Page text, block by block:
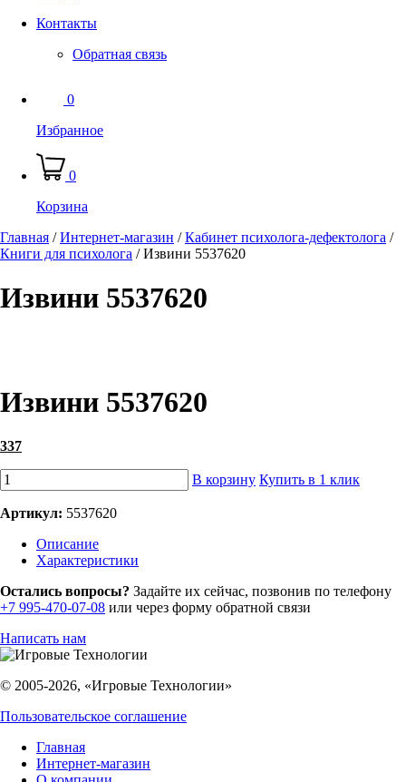
Контакты
Обратная связь
0
Избранное
0
Корзина
Главная /Интернет-магазин /Кабинет психолога-дефектолога /
Книги для психолога /Извини 5537620
Извини 5537620
Извини 5537620
337
В корзину Купить в 1 клик
Артикул: 5537620
Описание
Характеристики
Остались вопросы? Задайте их сейчас, позвонив по телефону
+7 995-470-07-08 или через форму обратной связи
Написать нам
© 2005-2026, «Игровые Технологии»
Пользовательское соглашение
Главная
Интернет-магазин